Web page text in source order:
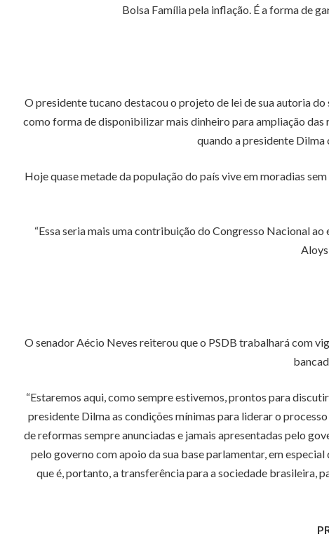
Bolsa Família pela inflação. É a forma de
O presidente tucano destacou o projeto de lei de sua autoria
como forma de disponibilizar mais dinheiro para ampliação
quando a presidente Dilma
Hoje quase metade da população do país vive em moradias
“Essa seria mais uma contribuição do Congresso Nacional
O senador Aécio Neves reiterou que o PSDB trabalhará com
“Estaremos aqui, como sempre estivemos, prontos para
presidente Dilma as condições mínimas para liderar o
de reformas sempre anunciadas e jamais apresentadas pelo
pelo governo com apoio da sua base parlamentar, em
que é, portanto, a transferência para a sociedade brasileira,